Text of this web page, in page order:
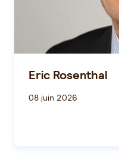
Eric Rosenthal
08 juin 2026